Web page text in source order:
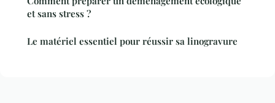
et sans stress ?
Le matériel essentiel pour réussir sa linogravure